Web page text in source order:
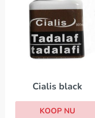
Cialis black
KOOP NU